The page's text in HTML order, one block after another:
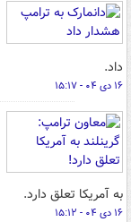
داد.
۱۶ دی ۰۴ - ۱۵:۱۷
به آمریکا تعلق دارد.
۱۶ دی ۰۴ - ۱۵:۱۲